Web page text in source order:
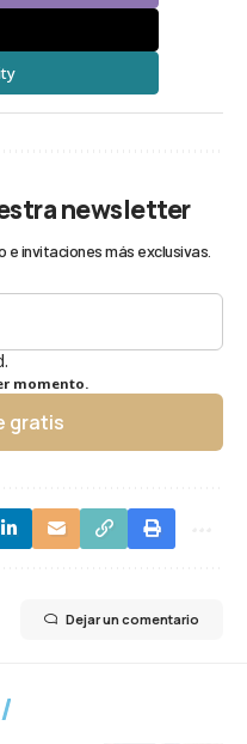
newsletter
invitaciones más exclusivas.
momento.
gratis
Dejar un comentario